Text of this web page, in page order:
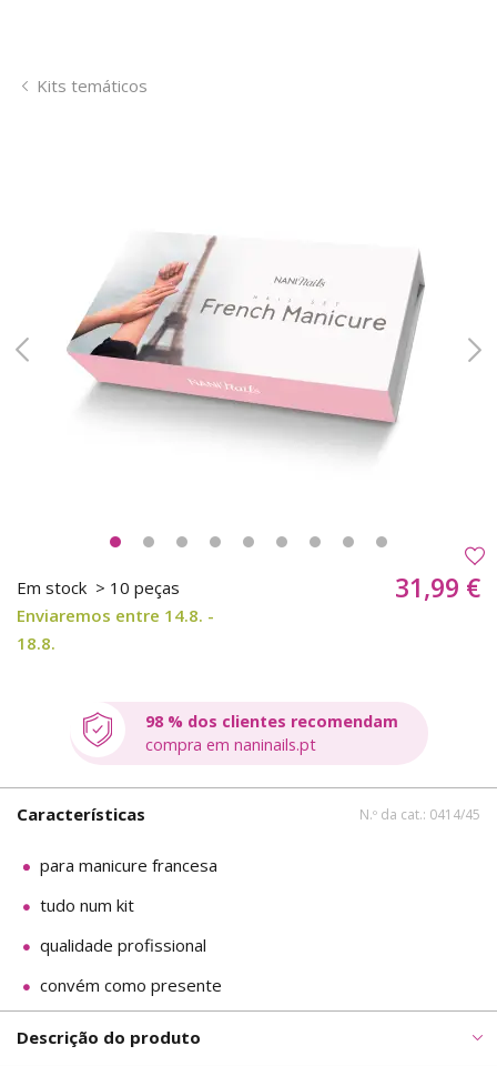
Kits temáticos
Em stock > 10 peças
Enviaremos entre 14.8. -
18.8.
31,99 €
98 % dos clientes recomendam
compra em naninails.pt
Características N.º da cat.: 0414/45
para manicure francesa
tudo num kit
qualidade profissional
convém como presente
Descrição do produto